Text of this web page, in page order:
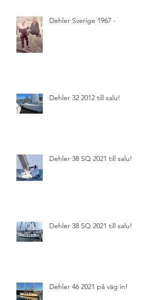
Dehler Sverige 1967 -
Dehler 32 2012 till salu!
Dehler 38 SQ 2021 till salu!
Dehler 38 SQ 2021 till salu!
Dehler 46 2021 på väg in!